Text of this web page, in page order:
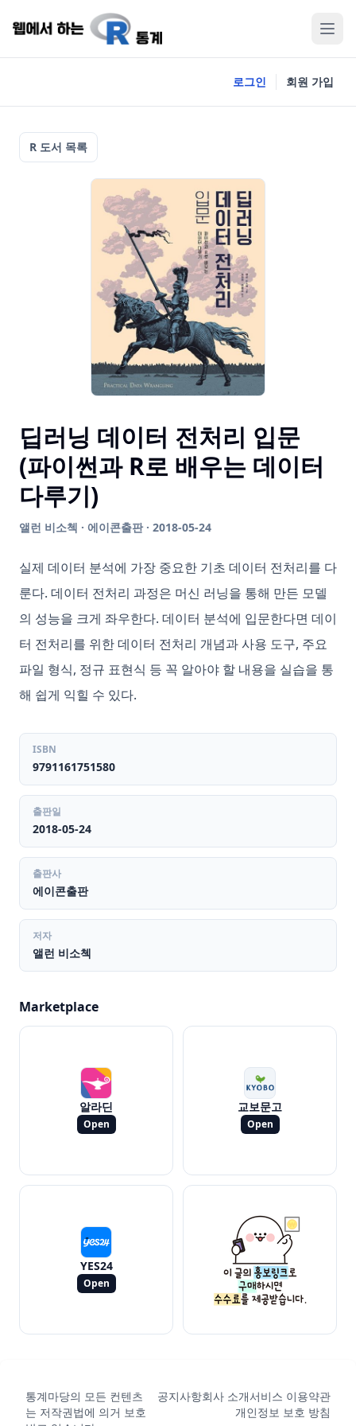
로그인 회원 가입
R 도서 목록
딥러닝 데이터 전처리 입문
(파이썬과 R로 배우는 데이터
다루기)
앨런 비소첵 · 에이콘출판 · 2018-05-24
실제 데이터 분석에 가장 중요한 기초 데이터 전처리를 다
룬다. 데이터 전처리 과정은 머신 러닝을 통해 만든 모델
의 성능을 크게 좌우한다. 데이터 분석에 입문한다면 데이
터 전처리를 위한 데이터 전처리 개념과 사용 도구, 주요
파일 형식, 정규 표현식 등 꼭 알아야 할 내용을 실습을 통
해 쉽게 익힐 수 있다.
ISBN
9791161751580
출판일
2018-05-24
출판사
에이콘출판
저자
앨런 비소첵
Marketplace
알라딘
Open
교보문고
Open
YES24
Open
통계마당의 모든 컨텐츠
는 저작권법에 의거 보호
공지사항회사 소개서비스 이용약관
개인정보 보호 방침